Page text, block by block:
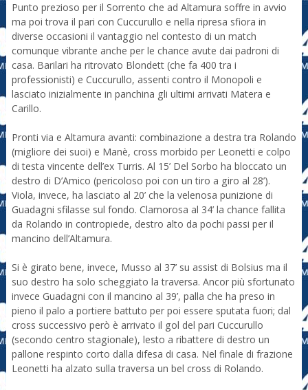
Punto prezioso per il Sorrento che ad Altamura soffre in avvio
ma poi trova il pari con Cuccurullo e nella ripresa sfiora in
diverse occasioni il vantaggio nel contesto di un match
comunque vibrante anche per le chance avute dai padroni di
casa. Barilari ha ritrovato Blondett (che fa 400 tra i
professionisti) e Cuccurullo, assenti contro il Monopoli e
lasciato inizialmente in panchina gli ultimi arrivati Matera e
Carillo.
Pronti via e Altamura avanti: combinazione a destra tra Rolando
(migliore dei suoi) e Manè, cross morbido per Leonetti e colpo
di testa vincente dell’ex Turris. Al 15’ Del Sorbo ha bloccato un
destro di D’Amico (pericoloso poi con un tiro a giro al 28’).
Viola, invece, ha lasciato al 20’ che la velenosa punizione di
Guadagni sfilasse sul fondo. Clamorosa al 34’ la chance fallita
da Rolando in contropiede, destro alto da pochi passi per il
mancino dell’Altamura.
Si è girato bene, invece, Musso al 37’ su assist di Bolsius ma il
suo destro ha solo scheggiato la traversa. Ancor più sfortunato
invece Guadagni con il mancino al 39’, palla che ha preso in
pieno il palo a portiere battuto per poi essere sputata fuori; dal
cross successivo però è arrivato il gol del pari Cuccurullo
(secondo centro stagionale), lesto a ribattere di destro un
pallone respinto corto dalla difesa di casa. Nel finale di frazione
Leonetti ha alzato sulla traversa un bel cross di Rolando.